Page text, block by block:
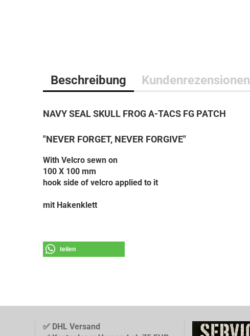
Beschreibung Kundenrezensionen
NAVY SEAL SKULL FROG A-TACS FG PATCH
"NEVER FORGET, NEVER FORGIVE"
With Velcro sewn on
100 X 100 mm
hook side of velcro applied to it
mit Hakenklett
teilen
✅ DHL Versand